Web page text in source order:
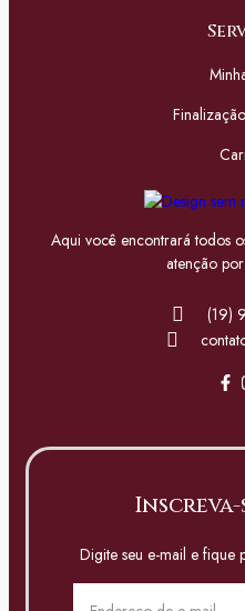
Aqui você encontrará todos
atenção
(19)
Digite seu e-mail e fique